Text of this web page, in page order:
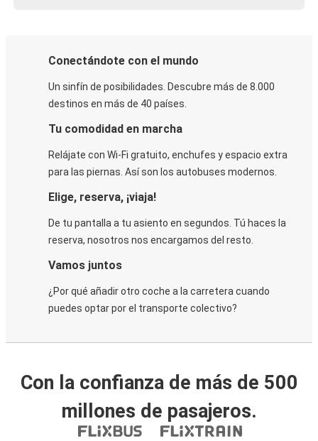
Conectándote con el mundo
Un sinfín de posibilidades. Descubre más de 8.000
destinos en más de 40 países.
Tu comodidad en marcha
Relájate con Wi-Fi gratuito, enchufes y espacio extra
para las piernas. Así son los autobuses modernos.
Elige, reserva, ¡viaja!
De tu pantalla a tu asiento en segundos. Tú haces la
reserva, nosotros nos encargamos del resto.
Vamos juntos
¿Por qué añadir otro coche a la carretera cuando
puedes optar por el transporte colectivo?
Con la confianza de más de 500
millones de pasajeros.